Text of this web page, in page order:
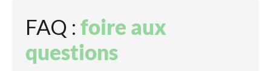
FAQ :foire aux
questions